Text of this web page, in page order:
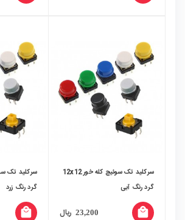
سرکلید تک سوئیچ کله خور 12x12
گرد رنگ آبی
23,200 ریال local_mall
گرد رنگ زرد
local_mall